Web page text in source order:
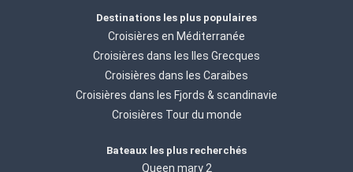
Destinations les plus populaires
Croisières en Méditerranée
Croisières dans les Iles Grecques
Croisières dans les Caraibes
Croisières dans les Fjords & scandinavie
Croisières Tour du monde
Bateaux les plus recherchés
Queen mary 2